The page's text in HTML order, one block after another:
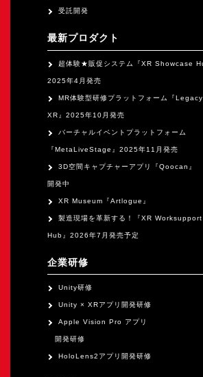
受託開発
最新プロダクト
超体験★販促システム『XR Showcase
2025年4月発売
MR体験型研修プラットフォーム『
XR』2025年10月発売
バーチャルイベントプラットフォーム
『MetaLiveStage』2025年11月発売
3D空間キャプチャーアプリ『Qoocan』
開発中
XR Museum『Artlogue』
製造現場を革新する！『XR Worksupport
Hub』2026年7月発売予定
企業研修
Unity研修
Unity × XRアプリ開発研修
Apple Vision Pro アプリ
開発研修
HoloLens2アプリ開発研修